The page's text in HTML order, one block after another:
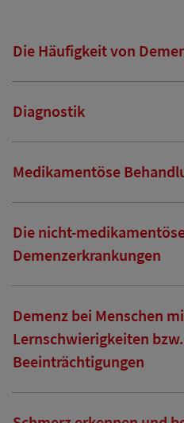
Die Häufigkeit von
Diagnostik
Medikamentöse
Die nicht-
Demenzerkrankungen
Demenz bei Menschen
Lernschwierigkeiten
Beeinträchtigungen